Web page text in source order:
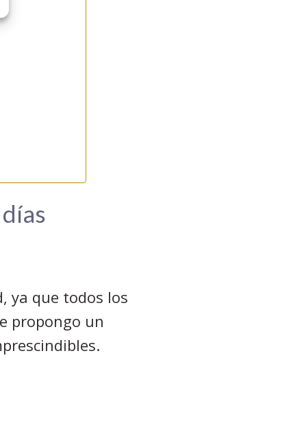
ya que todos los
propongo un